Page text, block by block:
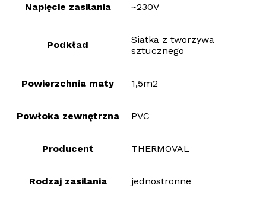
Napięcie zasilania ~230V
Podkład
Siatka z tworzywa
sztucznego
Powierzchnia maty 1,5m2
Powłoka zewnętrzna PVC
Producent THERMOVAL
Rodzaj zasilania jednostronne